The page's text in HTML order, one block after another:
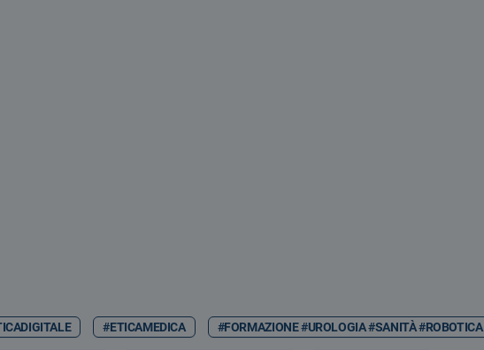
#ETICAMEDICA #FORMAZIONE #UROLOGIA #SANITÀ #ROBOTICA